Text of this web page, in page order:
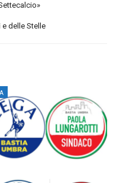
delle Stelle